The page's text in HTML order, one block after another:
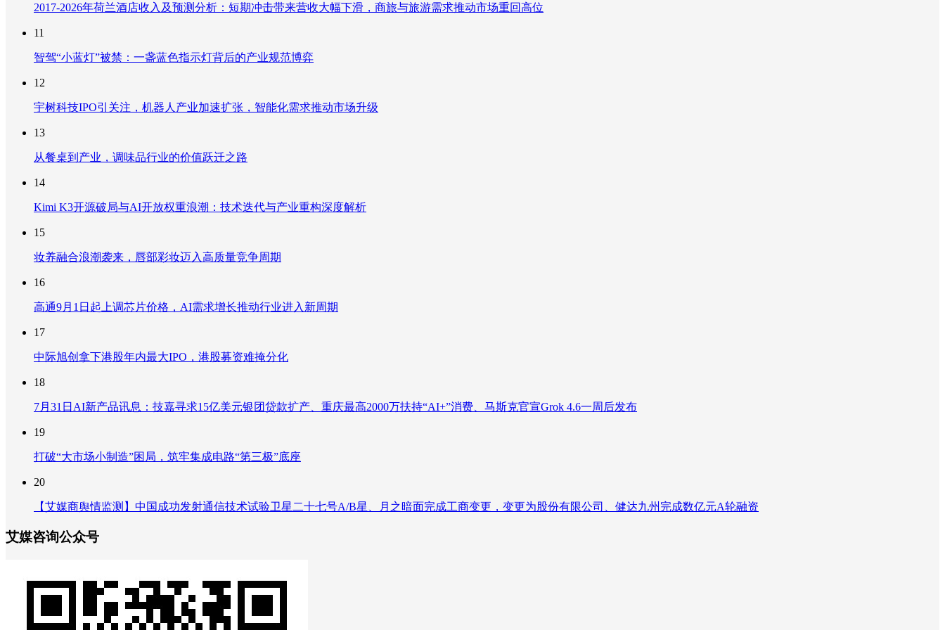
2017-2026年荷兰酒店收入及预测分析：短期冲击带来营收大幅下滑，商旅与旅游需求推动市场重回高位
11
智驾“小蓝灯”被禁：一盏蓝色指示灯背后的产业规范博弈
12
宇树科技IPO引关注，机器人产业加速扩张，智能化需求推动市场升级
13
从餐桌到产业，调味品行业的价值跃迁之路
14
Kimi K3开源破局与AI开放权重浪潮：技术迭代与产业重构深度解析
15
妆养融合浪潮袭来，唇部彩妆迈入高质量竞争周期
16
高通9月1日起上调芯片价格，AI需求增长推动行业进入新周期
17
中际旭创拿下港股年内最大IPO，港股募资难掩分化
18
7月31日AI新产品讯息：技嘉寻求15亿美元银团贷款扩产、重庆最高2000万扶持“AI+”消费、马斯克官宣Grok 4.6一周后发布
19
打破“大市场小制造”困局，筑牢集成电路“第三极”底座
20
【艾媒商舆情监测】中国成功发射通信技术试验卫星二十七号A/B星、月之暗面完成工商变更，变更为股份有限公司、健达九州完成数亿元A轮融资
艾媒咨询公众号